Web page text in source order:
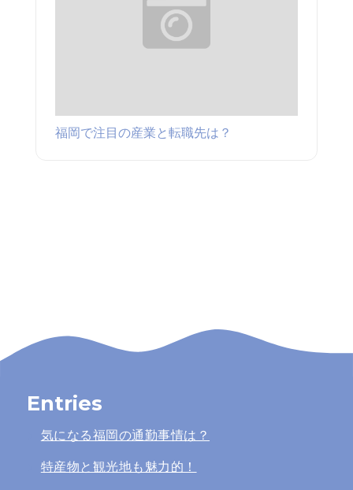
福岡で注目の産業と転職先は？
Entries
気になる福岡の通勤事情は？
特産物と観光地も魅力的！